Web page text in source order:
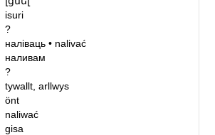
isuri
?
наліваць• nalivać
наливам
?
tywallt, arllwys
önt
naliwać
gisa